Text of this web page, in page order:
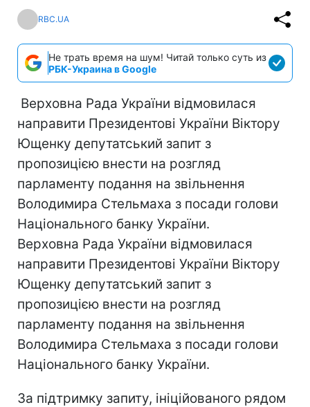
RBC.UA
Не трать время на шум! Читай только суть из
РБК-Украина в Google
Верховна Рада України відмовилася
направити Президентові України Віктору
Ющенку депутатський запит з
пропозицією внести на розгляд
парламенту подання на звільнення
Володимира Стельмаха з посади голови
Національного банку України.
Верховна Рада України відмовилася
направити Президентові України Віктору
Ющенку депутатський запит з
пропозицією внести на розгляд
парламенту подання на звільнення
Володимира Стельмаха з посади голови
Національного банку України.
За підтримку запиту, ініційованого рядом